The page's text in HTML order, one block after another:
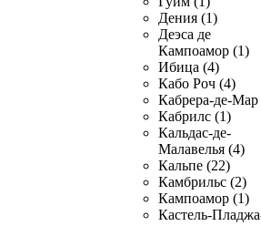
Дения (1)
Деэса де
Кампоамор (1)
Ибица (4)
Кабо Роч (4)
Кабрера-де-Мар
Кабрилс (1)
Кальдас-де-
Малавелья (4)
Кальпе (22)
Камбрильс (2)
Кампоамор (1)
Кастель-